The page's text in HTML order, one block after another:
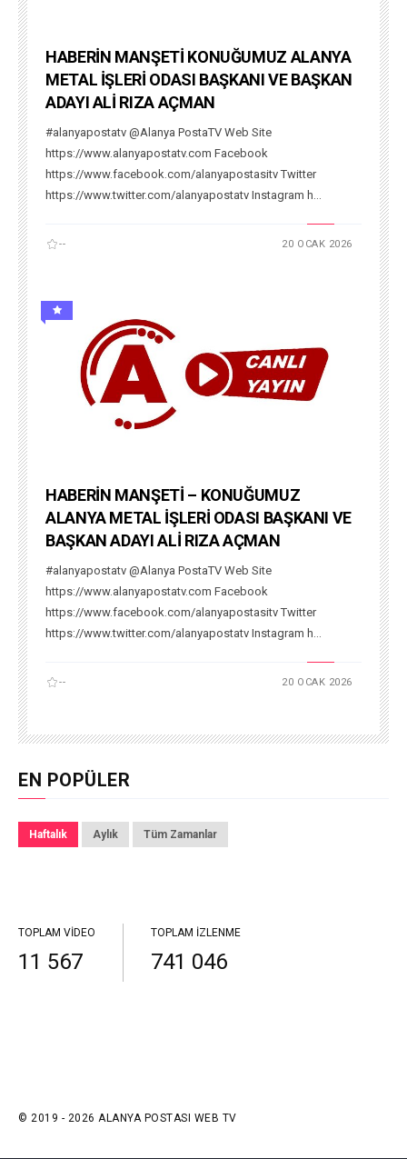
HABERİN MANŞETİ KONUĞUMUZ ALANYA
METAL İŞLERİ ODASI BAŞKANI VE BAŞKAN
ADAYI ALİ RIZA AÇMAN
#alanyapostatv @Alanya PostaTV Web Site
https://www.alanyapostatv.com Facebook
https://www.facebook.com/alanyapostasitv Twitter
https://www.twitter.com/alanyapostatv Instagram h...
-- 20 OCAK 2026
HABERİN MANŞETİ – KONUĞUMUZ
ALANYA METAL İŞLERİ ODASI BAŞKANI VE
BAŞKAN ADAYI ALİ RIZA AÇMAN
#alanyapostatv @Alanya PostaTV Web Site
https://www.alanyapostatv.com Facebook
https://www.facebook.com/alanyapostasitv Twitter
https://www.twitter.com/alanyapostatv Instagram h...
-- 20 OCAK 2026
EN POPÜLER
Haftalık Aylık Tüm Zamanlar
TOPLAM VIDEO
11 567
TOPLAM İZLENME
741 046
© 2019 - 2026 ALANYA POSTASI WEB TV